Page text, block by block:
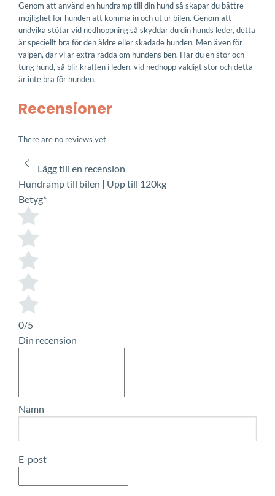
Genom att använd en hundramp till din hund så skapar du bättre
möjlighet för hunden att komma in och ut ur bilen. Genom att
undvika stötar vid nedhoppning så skyddar du din hunds leder, detta
är speciellt bra för den äldre eller skadade hunden. Men även för
valpen, där vi är extra rädda om hundens ben. Har du en stor och
tung hund, så blir kraften i leden, vid nedhopp väldigt stor och detta
är inte bra för hunden.
Recensioner
There are no reviews yet
Lägg till en recension
Hundramp till bilen | Upp till 120kg
Betyg*
0/5
Din recension
Namn
E-post